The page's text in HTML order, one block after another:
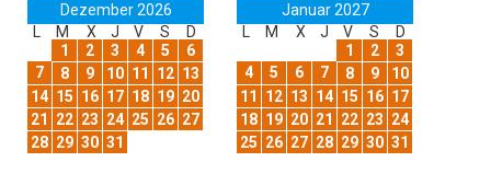
Dezember 2026
M X J V S
D
1
2 3 4 5
6
7
8 9 10 11 12 13
14 15 16 17 18 19 20
21
22 23 24 25 26 27
28 29 30 31
Januar 2027
M X J V S
D
1
2
3
4
5 6 7 8 9
10
11
12 13 14 15 16 17
18 19 20 21 22 23 24
25 26 27 28 29 30 31